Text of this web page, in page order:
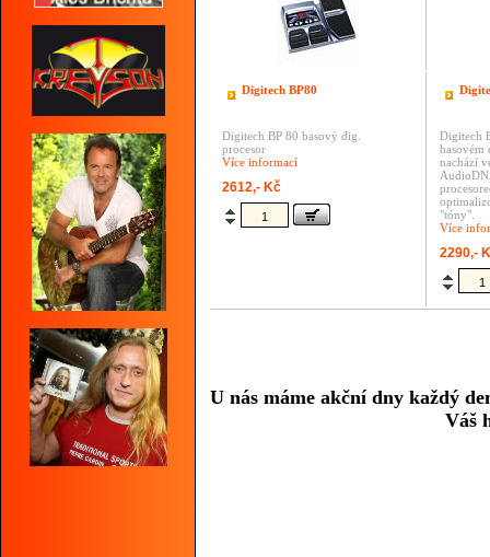
Digitech BP80
Digitech BP 80 basový dig.
procesor
Více informací
2612,- Kč
Digitech
basovém
nachází
"tóny".
Více
2290,-
U nás máme akční dny každý
Váš